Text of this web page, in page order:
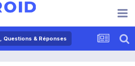
Questions & Réponses